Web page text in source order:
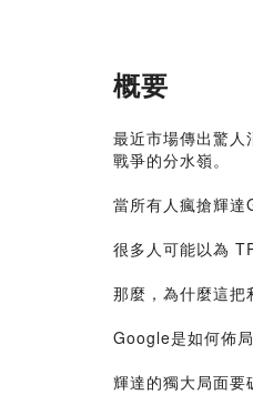
概要
最近市場傳出驚
戰爭的分水嶺。
當所有人瘋搶輝
很多人可能以為
那麼，為什麼這把
Google是如何佈
輝達的獨大局面要